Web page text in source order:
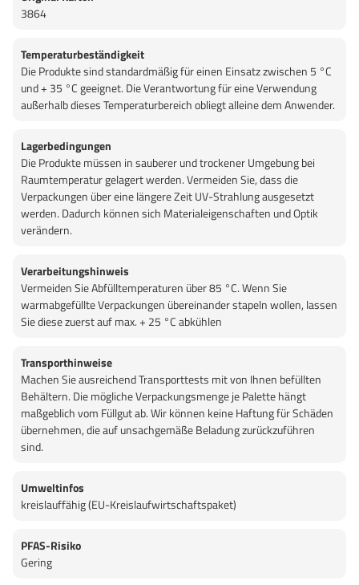
3864
Temperaturbeständigkeit
Die Produkte sind standardmäßig für einen Einsatz zwischen 5 °C
und + 35 °C geeignet. Die Verantwortung für eine Verwendung
außerhalb dieses Temperaturbereich obliegt alleine dem Anwender.
Lagerbedingungen
Die Produkte müssen in sauberer und trockener Umgebung bei
Raumtemperatur gelagert werden. Vermeiden Sie, dass die
Verpackungen über eine längere Zeit UV-Strahlung ausgesetzt
werden. Dadurch können sich Materialeigenschaften und Optik
verändern.
Verarbeitungshinweis
Vermeiden Sie Abfülltemperaturen über 85 °C. Wenn Sie
warmabgefüllte Verpackungen übereinander stapeln wollen, lassen
Sie diese zuerst auf max. + 25 °C abkühlen
Transporthinweise
Machen Sie ausreichend Transporttests mit von Ihnen befüllten
Behältern. Die mögliche Verpackungsmenge je Palette hängt
maßgeblich vom Füllgut ab. Wir können keine Haftung für Schäden
übernehmen, die auf unsachgemäße Beladung zurückzuführen
sind.
Umweltinfos
kreislauffähig (EU-Kreislaufwirtschaftspaket)
PFAS-Risiko
Gering